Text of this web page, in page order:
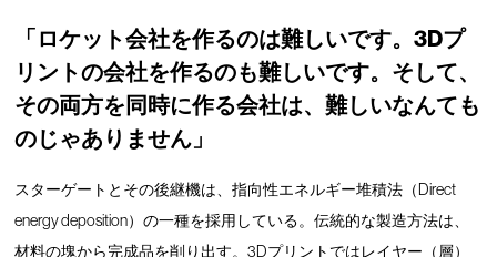
「ロケット会社を作るのは難しいです。3Dプ
リントの会社を作るのも難しいです。そして、
その両方を同時に作る会社は、難しいなんても
のじゃありません」
スターゲートとその後継機は、指向性エネルギー堆積法（Direct
energy deposition）の一種を採用している。伝統的な製造方法は、
材料の塊から完成品を削り出す。3Dプリントではレイヤー（層）